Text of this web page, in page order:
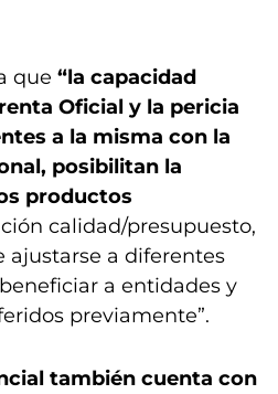
que “la capacidad
Oficial y la pericia
a la misma con la
posibilitan la
productos
calidad/presupuesto,
ajustarse a diferentes
a entidades y
previamente”.
también cuenta con